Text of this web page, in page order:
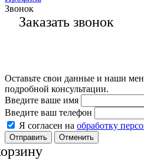
Звонок
Заказать звонок
Оставьте свои данные и наши
подробной консультации.
Введите ваше имя
Введите ваш телефон
Я согласен на обработку
Отменить